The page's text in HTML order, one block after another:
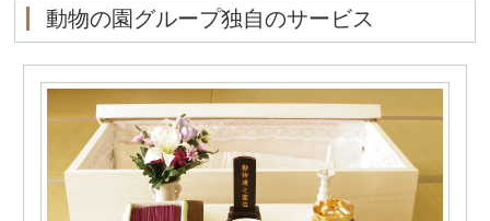
動物の園グループ独自のサービス